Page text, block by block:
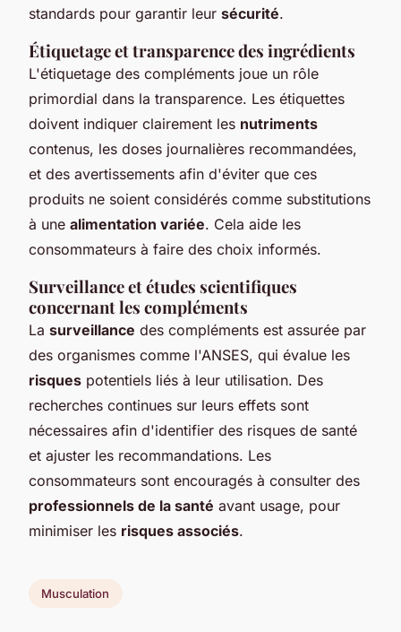
standards pour garantir leur sécurité.
Étiquetage et transparence des ingrédients
L'étiquetage des compléments joue un rôle
primordial dans la transparence. Les étiquettes
doivent indiquer clairement les nutriments
contenus, les doses journalières recommandées,
et des avertissements afin d'éviter que ces
produits ne soient considérés comme substitutions
à une alimentation variée. Cela aide les
consommateurs à faire des choix informés.
Surveillance et études scientifiques
concernant les compléments
La surveillance des compléments est assurée par
des organismes comme l'ANSES, qui évalue les
risques potentiels liés à leur utilisation. Des
recherches continues sur leurs effets sont
nécessaires afin d'identifier des risques de santé
et ajuster les recommandations. Les
consommateurs sont encouragés à consulter des
professionnels de la santé avant usage, pour
minimiser les risques associés.
Musculation